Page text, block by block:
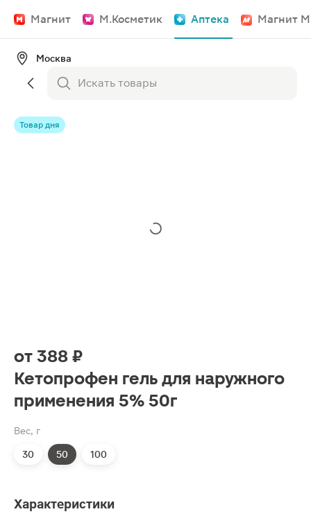
Магнит М.Косметик Аптека Магнит
Москва
Товар дня
от 388 ₽
Кетопрофен гель для наружного
применения 5% 50г
Вес, г
30 50 100
Характеристики